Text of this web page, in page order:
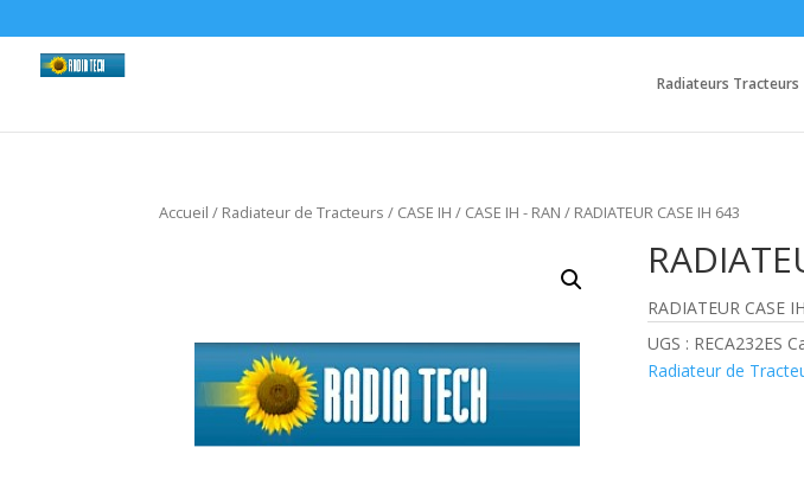
Radiateurs Tracteurs
Accueil / Radiateur de Tracteurs / CASE IH / CASE IH - RAN / RADIATEUR CASE IH 643
RADIATEUR CASE
UGS : RECA232ES
Radiateur de